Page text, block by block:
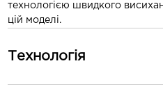
технологією швидкого
цій моделі.
Технологія